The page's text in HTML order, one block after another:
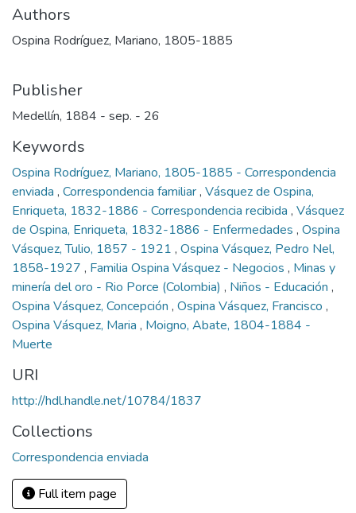
Authors
Ospina Rodríguez, Mariano, 1805-1885
Publisher
Medellín, 1884 - sep. - 26
Keywords
Ospina Rodríguez, Mariano, 1805-1885 - Correspondencia
enviada , Correspondencia familiar, Vásquez de Ospina,
Enriqueta, 1832-1886 - Correspondencia recibida , Vásquez
de Ospina, Enriqueta, 1832-1886 - Enfermedades , Ospina
Vásquez, Tulio, 1857 - 1921 , Ospina Vásquez, Pedro Nel,
1858-1927 , Familia Ospina Vásquez - Negocios , Minas y
minería del oro - Rio Porce (Colombia) , Niños - Educación ,
Ospina Vásquez, Concepción , Ospina Vásquez, Francisco ,
Ospina Vásquez, Maria , Moigno, Abate, 1804-1884 -
Muerte
URI
http://hdl.handle.net/10784/1837
Collections
Correspondencia enviada
Full item page